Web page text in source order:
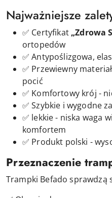
Najważniejsze
✅ Certyfikat „Zdrowa
ortopedów
✅ Antypoślizgowa,
✅ Przewiewny
pocić
✅ Komfortowy krój -
✅ Szybkie i wygodne
✅ lekkie - niska waga
komfortem
✅ Produkt polski -
Przeznaczenie
Trampki Befado sprawdzą